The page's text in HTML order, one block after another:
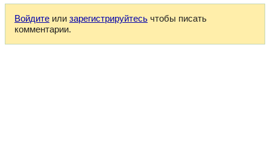
Войдите или зарегистрируйтесь чтобы писать
комментарии.